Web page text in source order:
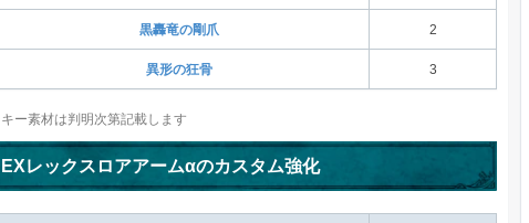
黒轟竜の剛爪 2
異形の狂骨 3
ー素材は判明次第記載します
EXレックスロアアームαのカスタム強化